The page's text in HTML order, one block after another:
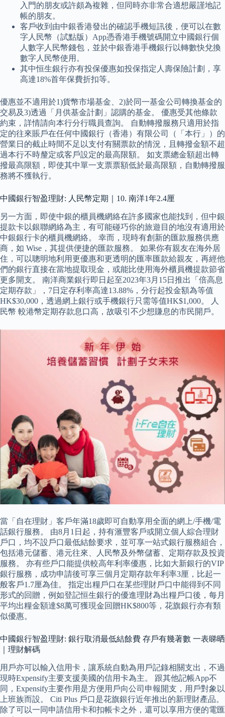
入門的朋友或許頗為複雜，但同時亦非常合適想嚴謹地記
帳的朋友。
客戶收到由中銀香港發出的確認手機短訊後，便可以在數
字人民幣（試點版）App憑香港手機號碼開立中國銀行個
人數字人民幣錢包，並於中銀香港手機銀行以轉數快兌換
數字人民幣使用。
其中恒生銀行亦有投保優惠如投保指定人壽保險計劃，享
高達18%首年保費折扣等。
優惠並不適用於1)貨幣市場基金、2)於同一基金公司轉換基金的
交易及3)透過「月供基金計劃」認購的基金。 優惠受其他條款
約束，詳情請向本行分行職員查詢。 自動轉撥服務只適用於指
定的往來賬戶在任何中國銀行（香港）有限公司（「本行」）的
營業日的截止時間不足以支付有關票款的情況，且轉撥金額不超
過本行不時釐定或客戶設定的最高限額。 如支票總金額超出轉
撥最高限額，即使其中單一支票票額低於最高限額，自動轉撥服
務將不獲執行。
中國銀行智盈理財: 人民幣定期｜10. 南洋1年2.4厘
另一方面，即使中銀的櫃員機網絡在許多國家也能找到，但中銀
提款卡以銀聯網絡為主，有可能碰巧你的旅遊目的地沒有適用於
中銀銀行卡的櫃員機網絡。 幸而，現時有創新的匯款服務供應
商，如 Wise，其提供便捷的匯款服務。 如果你有親友在海外居
住，可以聰明地利用更優惠和更透明的匯率匯款給親友，再經他
們的銀行直接在當地提取現金，或能比使用海外櫃員機提款節省
更多開支。 南洋商業銀行即日起至2023年3月15日推出「倍高息
定期存款」，7日定存利率高達13.88%，分行起投金額為等值
HK$30,000，透過網上銀行或手機銀行只需等值HK$1,000。 人
民幣 較港幣定期存款息口高，故吸引不少想賺息的市民開戶。
當「自在理財」客戶年滿18歲即可自動享用全面的網上/手機/電
話銀行服務。 由8月1日起，持有滙豐客戶或開立個人綜合理財
戶口，均不設戶口最低結餘要求，並可享一站式銀行服務組合，
包括港元儲蓄、港元往來、人民幣及外幣儲蓄、定期存款及投資
服務。 亦有些戶口能提供較高年利率優惠，比如大新銀行的VIP
銀行服務，成功申請後可享三個月定期存款年利率3厘，比起一
般客戶1.7厘為佳。 指定出糧戶口在某些理財戶口中能得到不同
形式的回贈，例如登記恒生銀行的優進理財為出糧戶口後，每月
平均出糧金額達$8萬可獲現金回贈HK$800等，花旗銀行亦有類
似優惠。
中國銀行智盈理財: 銀行取消最低結餘費 存戶有幾著數 一表睇晒
｜理財解碼
用戶亦可以輸入信用卡，讓系統自動為用戶記錄相關支出，不過
現時Expensify主要支援美國的信用卡為主。 跟其他記帳App不
同，Expensify主要作用是方便用戶向公司申報開支，用戶對象以
上班族而設。 Citi Plus 戶口是花旗銀行近年推出的新理財產品。
除了可以一同申請信用卡和扣帳卡之外，還可以享用方便的電匯